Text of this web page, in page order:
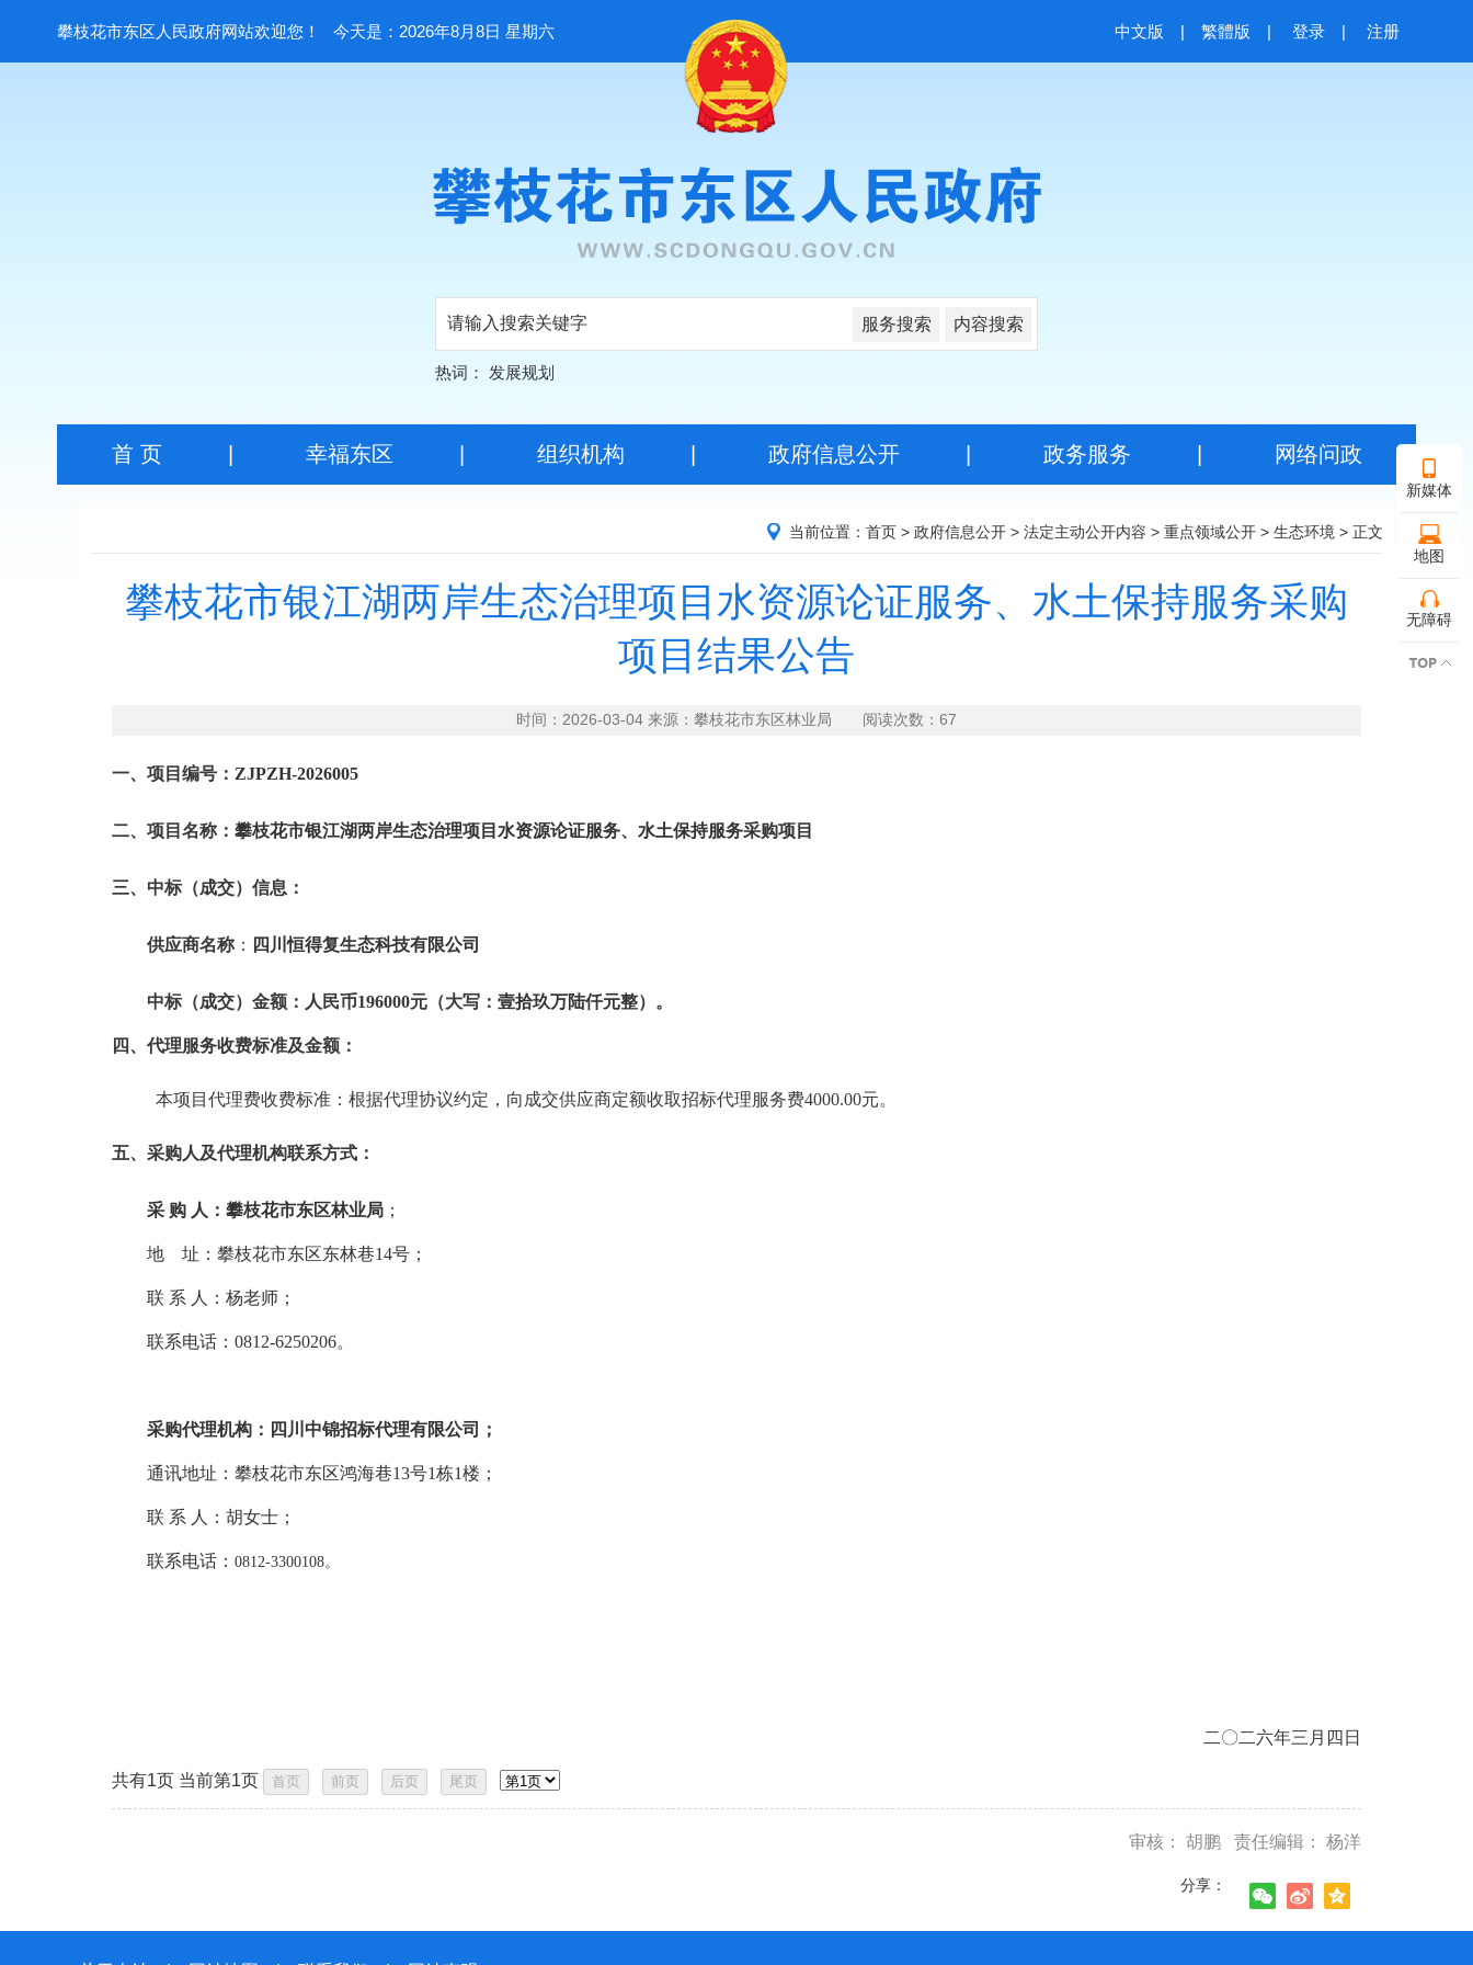
攀枝花市东区人民政府网站欢迎您！ 今天是：2026年8月8日 星期六 中文版 | 繁體版 | 登录 | 注册
服务搜索 内容搜索
热词： 发展规划
新媒体
地图
无障碍
首 页| 幸福东区 组织机构 政府信息公开| 政务服务 网络问政
当前位置： 首页 > 政府信息公开 > 法定主动公开内容 > 重点领域公开 > 生态环境 > 正文
攀枝花市银江湖两岸生态治理项目水资源论证服务、水土保持服务采购
项目结果公告
时间：2026-03-04 来源：攀枝花市东区林业局 阅读次数： 67
一、项目编号： ZJPZH-2026005
二、项目名称： 攀枝花市银江湖两岸生态治理项目水资源论证服务、水土保持服务采购项目
三、中标（成交）信息：
供应商名称 ： 四川恒得复生态科技有限公司
中标（成交）金额：人民币196000元（大写：壹拾玖万陆仟元整）。
四、代理服务收费标准及金额：
本项目代理费收费标准：根据代理协议约定，向成交供应商定额收取招标代理服务费4000.00元。
五、采购人及代理机构联系方式：
采 购 人：攀枝花市东区林业局 ；
地 址：攀枝花市东区东林巷14号；
联 系 人：杨老师；
联系电话：0812-6250206。
采购代理机构：四川中锦招标代理有限公司；
通讯地址：攀枝花市东区鸿海巷13号1栋1楼；
联 系 人：胡女士；
联系电话： 0812-3300108。
二〇二六年三 月四日
共有1页 当前第1页
审核： 胡鹏 责任编辑： 杨洋
分享：